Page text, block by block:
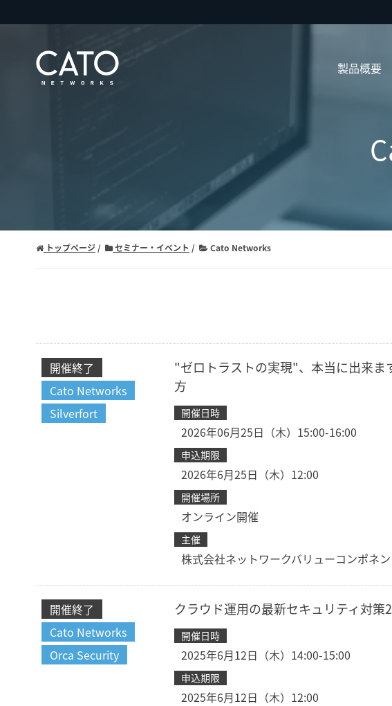
製品概要
トップページ セミナー・イベント Cato Networks
開催終了
Cato Networks
Silverfort
"ゼロトラストの実現"、本当に出来ま
方
開催日時
2026年06月25日（木）15:00-16:00
申込期限
2026年6月25日（木）12:00
開催場所
オンライン開催
主催
株式会社ネットワークバリューコンポネ
開催終了
Cato Networks
Orca Security
クラウド運用の最新セキュリティ対
開催日時
2025年6月12日（木）14:00-15:00
申込期限
2025年6月12日（木）12:00